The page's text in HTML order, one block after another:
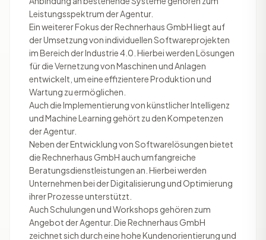
Leistungsspektrum der Agentur.
Ein weiterer Fokus der Rechnerhaus GmbH liegt auf
der Umsetzung von individuellen Softwareprojekten
im Bereich der Industrie 4.0. Hierbei werden Lösungen
für die Vernetzung von Maschinen und Anlagen
entwickelt, um eine effizientere Produktion und
Wartung zu ermöglichen.
Auch die Implementierung von künstlicher Intelligenz
und Machine Learning gehört zu den Kompetenzen
der Agentur.
Neben der Entwicklung von Softwarelösungen bietet
die Rechnerhaus GmbH auch umfangreiche
Beratungsdienstleistungen an. Hierbei werden
Unternehmen bei der Digitalisierung und Optimierung
ihrer Prozesse unterstützt.
Auch Schulungen und Workshops gehören zum
Angebot der Agentur. Die Rechnerhaus GmbH
zeichnet sich durch eine hohe Kundenorientierung und